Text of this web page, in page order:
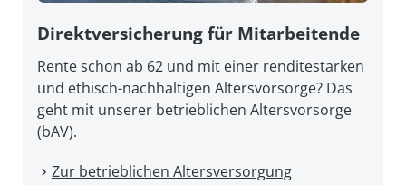
Direkt­versicherung für Mitarbeitende
Rente schon ab 62 und mit einer renditestarken
und ethisch-nachhaltigen Altersvorsorge? Das
geht mit unserer betrieblichen Altersvorsorge
(bAV).
Zur betrieblichen Altersversorgung